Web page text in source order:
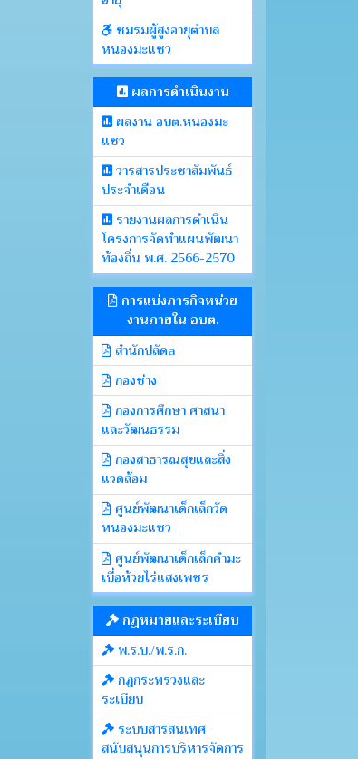
ชมรมผู้สูงอายุตำบล
หนองมะแซว
ผลการดำเนินงาน
ผลงาน อบต.หนองมะ
แซว
วารสารประชาสัมพันธ์
ประจำเดือน
รายงานผลการดำเนิน
โครงการจัดทำแผนพัฒนา
ท้องถิ่น พ.ศ. 2566-2570
การแบ่งภารกิจหน่วย
งานภายใน อบต.
สำนักปลัดa
กองช่าง
กองการศึกษา ศาสนา
และวัฒนธรรม
กองสาธารณสุขและสิ่ง
แวดล้อม
ศูนย์พัฒนาเด็กเล็กวัด
หนองมะแซว
ศูนย์พัฒนาเด็กเล็กคำมะ
เบื่อห้วยไร่แสงเพชร
กฎหมายและระเบียบ
พ.ร.บ./พ.ร.ก.
กฎกระทรวงและ
ระเบียบ
ระบบสารสนเทศ
สนับสนุนการบริหารจัดการ